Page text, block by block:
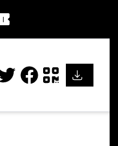
Facebook
QR